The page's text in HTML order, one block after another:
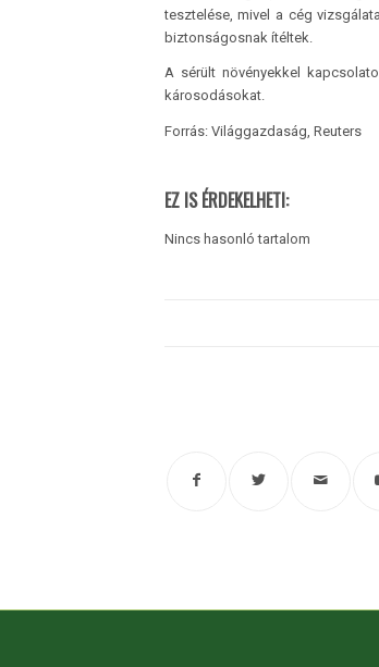
tesztelése, mivel a cég
biztonságosnak ítéltek.
A sérült növényekkel
károsodásokat.
Forrás: Világgazdaság, Reuters
EZ IS ÉRDEKELHETI:
Nincs hasonló tartalom